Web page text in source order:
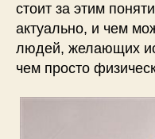
стоит за этим
актуально, и чем
людей, желающих
чем просто